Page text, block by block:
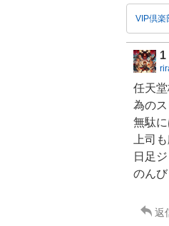
VIP倶楽
1
任天
為の
無駄
上司
日足
のん
返